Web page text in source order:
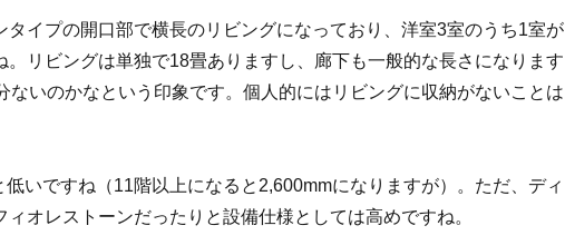
イプの開口部で横長のリビングになっており、洋室3室のうち1室が
。リビングは単独で18畳ありますし、廊下も一般的な長さになります
ないのかなという印象です。個人的にはリビングに収納がないことは
いですね（11階以上になると2,600mmになりますが）。ただ、ディ
オレストーンだったりと設備仕様としては高めですね。